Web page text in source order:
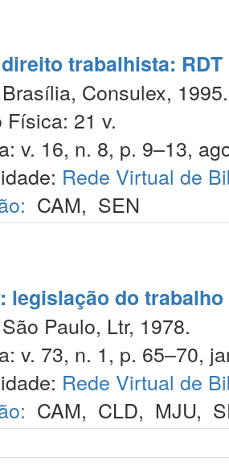
trabalhista: RDT
Consulex, 1995.
21 v.
v. 16, n. 8, p. 9–13,
Rede Virtual de
CAM, SEN
legislação do trabalho
Paulo, Ltr, 1978.
v. 73, n. 1, p. 65–70,
Rede Virtual de
CAM, CLD, MJU,